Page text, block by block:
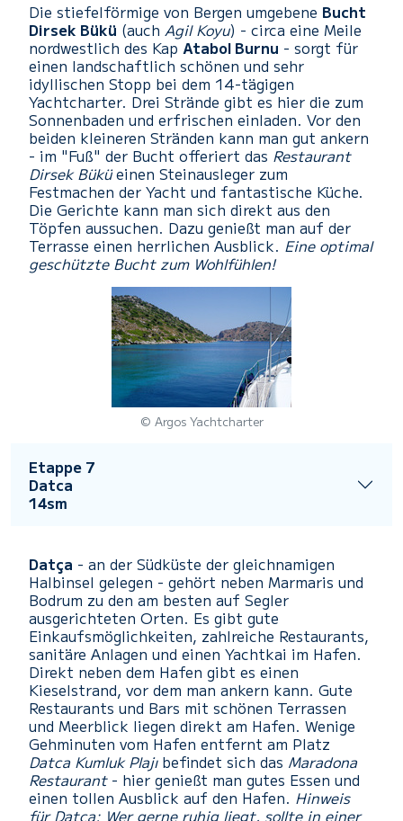
Die stiefelförmige von Bergen umgebene Bucht
Dirsek Bükü (auch Agil Koyu) - circa eine Meile
nordwestlich des Kap Atabol Burnu - sorgt für
einen landschaftlich schönen und sehr
idyllischen Stopp bei dem 14-tägigen
Yachtcharter. Drei Strände gibt es hier die zum
Sonnenbaden und erfrischen einladen. Vor den
beiden kleineren Stränden kann man gut ankern
- im "Fuß" der Bucht offeriert das Restaurant
Dirsek Büküeinen Steinausleger zum
Festmachen der Yacht und fantastische Küche.
Die Gerichte kann man sich direkt aus den
Töpfen aussuchen. Dazu genießt man auf der
Terrasse einen herrlichen Ausblick. Eine optimal
geschützte Bucht zum Wohlfühlen!
© Argos Yachtcharter
Etappe 7
Datca
14sm
Datça - an der Südküste der gleichnamigen
Halbinsel gelegen - gehört neben Marmaris und
Bodrum zu den am besten auf Segler
ausgerichteten Orten. Es gibt gute
Einkaufsmöglichkeiten, zahlreiche Restaurants,
sanitäre Anlagen und einen Yachtkai im Hafen.
Direkt neben dem Hafen gibt es einen
Kieselstrand, vor dem man ankern kann. Gute
Restaurants und Bars mit schönen Terrassen
und Meerblick liegen direkt am Hafen. Wenige
Gehminuten vom Hafen entfernt am Platz
Datca Kumluk Plajıbefindet sich das Maradona
Restaurant- hier genießt man gutes Essen und
einen tollen Ausblick auf den Hafen. Hinweis
für Datca: Wer gerne ruhig liegt, sollte in einer